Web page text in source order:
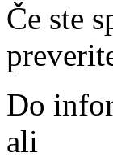
Če ste
Do
ali